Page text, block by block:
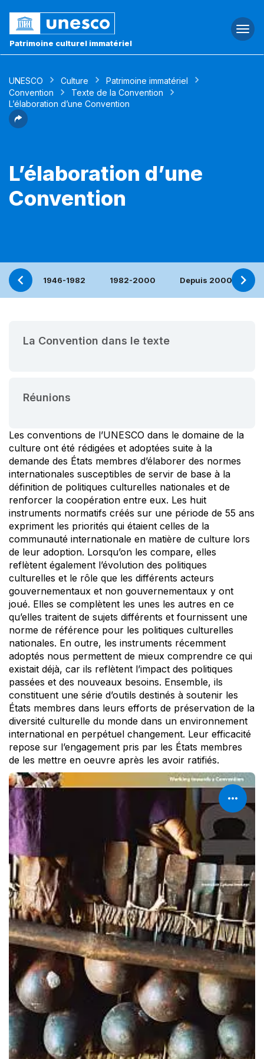
Patrimoine culturel immatériel
UNESCO Culture
Patrimoine immatériel
Convention
Texte de la Convention
L’élaboration d’une Convention
L’élaboration d’une
Convention
1946-1982 1982-2000 Depuis 2000
La Convention dans le texte
Réunions
Les conventions de l’UNESCO dans le domaine de la
culture ont été rédigées et adoptées suite à la
demande des États membres d’élaborer des normes
internationales susceptibles de servir de base à la
définition de politiques culturelles nationales et de
renforcer la coopération entre eux. Les huit
instruments normatifs créés sur une période de 55 ans
expriment les priorités qui étaient celles de la
communauté internationale en matière de culture lors
de leur adoption. Lorsqu’on les compare, elles
reflètent également l’évolution des politiques
culturelles et le rôle que les différents acteurs
gouvernementaux et non gouvernementaux y ont
joué. Elles se complètent les unes les autres en ce
qu’elles traitent de sujets différents et fournissent une
norme de référence pour les politiques culturelles
nationales. En outre, les instruments récemment
adoptés nous permettent de mieux comprendre ce qui
existait déjà, car ils reflètent l’impact des politiques
passées et des nouveaux besoins. Ensemble, ils
constituent une série d’outils destinés à soutenir les
États membres dans leurs efforts de préservation de la
diversité culturelle du monde dans un environnement
international en perpétuel changement. Leur efficacité
repose sur l’engagement pris par les États membres
de les mettre en oeuvre après les avoir ratifiés.